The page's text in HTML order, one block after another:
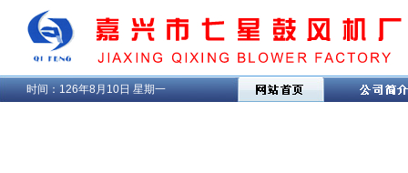
时间： 126年8月10日 星期一